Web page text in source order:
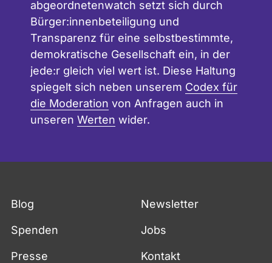
abgeordnetenwatch setzt sich durch
Bürger:innenbeteiligung und
Transparenz für eine selbstbestimmte,
demokratische Gesellschaft ein, in der
jede:r gleich viel wert ist. Diese Haltung
spiegelt sich neben unserem Codex für
die Moderation von Anfragen auch in
unseren Werten wider.
Blog Newsletter
Spenden Jobs
Presse Kontakt